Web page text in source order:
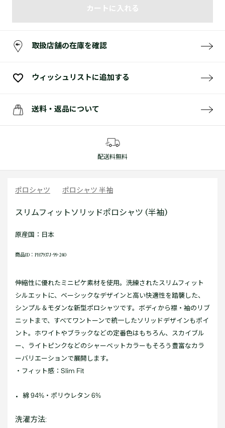
カートに入れる
取扱店舗の在庫を確認
ウィッシュリストに追加する
送料・返品について
配送料無料
ポロシャツ ポロシャツ 半袖
スリムフィットソリッドポロシャツ (半袖)
原産国：日本
商品ID：PH7937J-99-240
伸縮性に優れたミニピケ素材を使用。洗練されたスリムフィット
シルエットに、ベーシックなデザインと高い快適性を踏襲した、
シンプル＆モダンな新型ポロシャツです。ボディから襟・袖のリブ
ニットまで、すべてワントーンで統一したソリッドデザインもポイ
ント。ホワイトやブラックなどの定番色はもちろん、スカイブル
ー、ライトピンクなどのシャーベットカラーもそろう豊富なカラ
ーバリエーションで展開します。
・フィット感：Slim Fit
綿 94%・ポリウレタン 6%
洗濯方法: